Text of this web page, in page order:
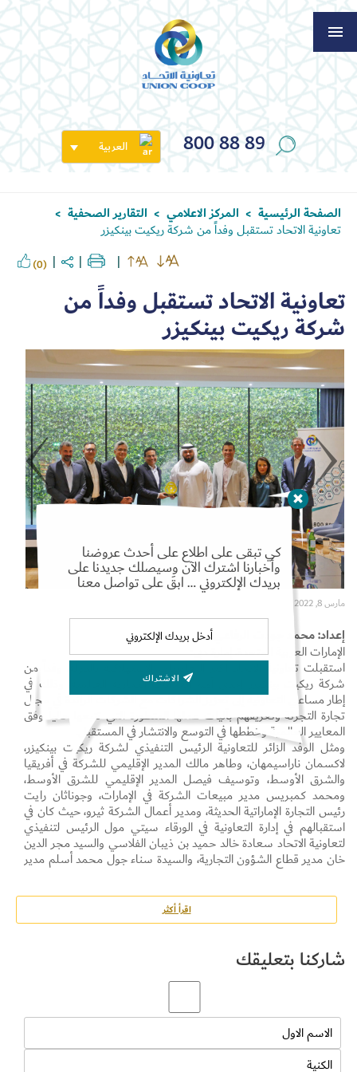
800 88 89 العربية
الصفحة الرئيسية > المركز الاعلامي > التقارير الصحفية >
تعاونية الاتحاد تستقبل وفداً من شركة ريكيت بينكيزر
(0)
تعاونية الاتحاد تستقبل وفداً من
شركة ريكيت بينكيزر
مارس 8, 2022
إعداد: محمد جودت الرفاعي
الإمارات العربية المتحدة، إمارة دبي:
استقبلت تعاونية الاتحاد أكبر التعاونيات الاستهلاكية بالدولة، وفداً من
شركة ريكيت بينكيزر إحدى أهم العلامات التجارية العالمية، وذلك في
إطار مساعي التعاونية إلى تعزيز الشراكات مع الشركات الرائدة في مجال
تجارة التجزئة وتعريفهم بآليات عملها المتطورة التي تتبعها حالياً وفق
المعايير العالمية وخططها في التوسع والانتشار في المستقبل.
ومثل الوفد الزائر للتعاونية الرئيس التنفيذي لشركة ريكيت بينكيزر،
لاكسمان ناراسيمهان، وطاهر مالك المدير الإقليمي للشركة في أفريقيا
والشرق الأوسط، وتوسيف فيصل المدير الإقليمي للشرق الأوسط،
ومحمد كمبريس مدير مبيعات الشركة في الإمارات، وجوناثان رايت
رئيس التجارة الإماراتية الحديثة، ومدير أعمال الشركة ثيرو، حيث كان في
استقبالهم في إدارة التعاونية في الورقاء سيتي مول الرئيس لتنفيذي
لتعاونية الاتحاد سعادة خالد حميد بن ذيبان الفلاسي والسيد مجر الدين
خان مدير قطاع الشؤون التجارية، والسيدة سناء جول محمد أسلم مدير
قسم تطوير الشؤون التجارية.
وقدم الرئيس لتنفيذي للتعاونية سعادة خالد حميد بن ذيبان الفلاسي
شرحاً مفصلاً للوفد الزائر خلال اجتماعه معهم عن أهم الخدمات التي
تقدمها التعاونية للمتسوقين، وأهم ما تقوم به من ممارسات للتوسع
التعاونيات الاستهلاكية في مجال قطاع تجارة التجزئة، إضافة إلى اطلاعهم
على العديد من المعلومات حول ثقافة تجارة التجزئة في تعاونية الاتحاد
والحلول الرقمية التي تتبعها لتقديم السلع للمستهلكين، كما تم بحث
بدوره، قام السيد مجر الدين خان مدير قطاع الشؤون التجارية، والسيدة
سناء جول محمد أسلم مدير قسم تطوير الشؤون التجارية بتنظيم جولة
للوفد الزائر في فرع تعاونية الاتحاد في الورقاء سيتي مول قدموا خلالها
آليات ترتيب السلع وتصنيفاتها والبيع وطرح العروض الترويجية لإسعاد
اقرأ أكثر
شاركنا بتعليقك
كي تبقى على اطلاع على أحدث عروضنا
وأخبارنا اشترك الآن وسيصلك جديدنا على
بريدك الإلكتروني … ابقَ على تواصل معنا
Set Youtube Channel ID